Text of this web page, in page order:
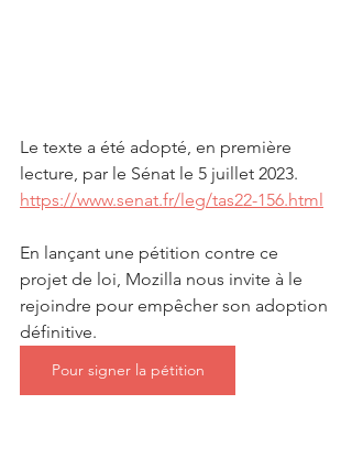
Le texte a été adopté, en première
lecture, par le Sénat le 5 juillet 2023.
https://www.senat.fr/leg/tas22-156.html
En lançant une pétition contre ce
projet de loi, Mozilla nous invite à le
rejoindre pour empêcher son adoption
définitive.
Pour signer la pétition